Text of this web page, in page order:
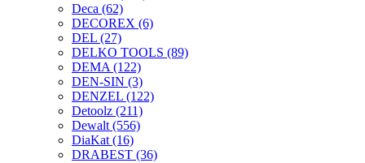
Deca (62)
DECOREX (6)
DEL (27)
DELKO TOOLS (89)
DEMA (122)
DEN-SIN (3)
DENZEL (122)
Detoolz (211)
Dewalt (556)
DiaKat (16)
DRABEST (36)